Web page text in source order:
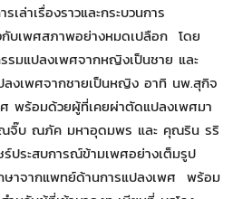
ล่าเรื่องราวและกระบวนการ
กับเพศสภาพอย่างหมดเปลือก โดย
รมแปลงเพศจากหญิงเป็นชาย และ
ลงเพศจากชายเป็นหญิง อาทิ นพ.สุกิจ
พร้อมด้วยผู้ที่เคยผ่าตัดแปลงเพศมา
ณจิ๊บ ณภัค มหาอุดมพร และ คุณริน รริ
ประสบการณ์ข้ามเพศอย่างเต็มรูป
าจากแพทย์ด้านการแปลงเพศ พร้อม